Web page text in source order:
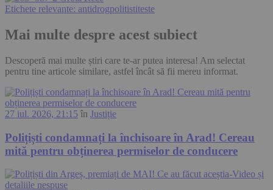
Etichete relevante: antidrogpolitistiteste
Mai multe despre acest subiect
Descoperă mai multe știri care te-ar putea interesa! Am selectat
pentru tine articole similare, astfel încât să fii mereu informat.
27 iul. 2026, 21:15 în Justiție
Polițiști condamnați la închisoare în Arad! Cereau
mită pentru obținerea permiselor de conducere